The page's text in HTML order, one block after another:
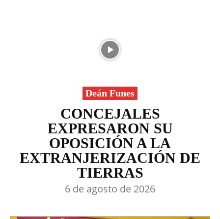
Deán Funes
CONCEJALES
EXPRESARON SU
OPOSICIÓN A LA
EXTRANJERIZACIÓN DE
TIERRAS
6 de agosto de 2026